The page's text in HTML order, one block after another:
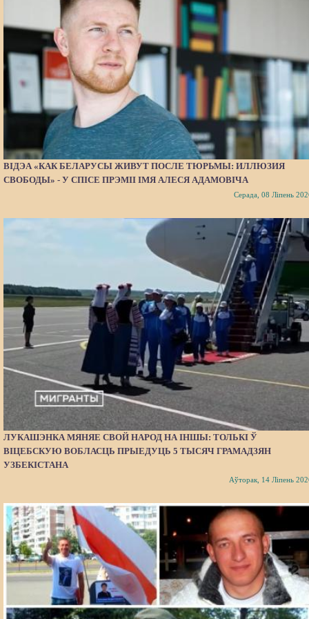
ВІДЭА «КАК БЕЛАРУСЫ ЖИВУТ ПОСЛЕ ТЮРЬМЫ: ИЛЛЮЗИЯ
СВОБОДЫ» - У СПІСЕ ПРЭМІІ ІМЯ АЛЕСЯ АДАМОВІЧА
Серада, 08 Ліпень
ЛУКАШЭНКА МЯНЯЕ СВОЙ НАРОД НА ІНШЫ: ТОЛЬКІ Ў
ВІЦЕБСКУЮ ВОБЛАСЦЬ ПРЫЕДУЦЬ 5 ТЫСЯЧ ГРАМАДЗЯН
УЗБЕКІСТАНА
Аўторак, 14 Ліпень